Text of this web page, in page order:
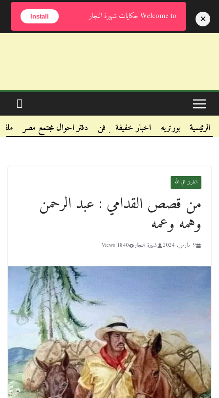
الخميس, أغسطس 6, 2026
.
.
الرئيسية بورتريه اخبار خفيفة فن دفتر احوال مجتمع مصر
الطريق الي الله
من قصص القدامي : عبد الرحمن
وهمه وعمه
9 مارس، 2024 شهيرة النجار 1840 Views
Welcome to حكايات شهيرة النجار Install ×